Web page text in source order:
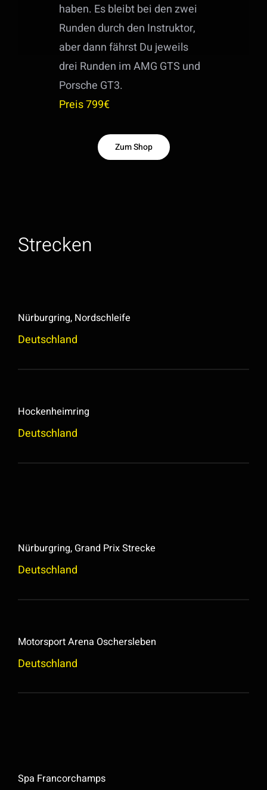
haben. Es bleibt bei den zwei
Runden durch den Instruktor,
aber dann fährst Du jeweils
drei Runden im AMG GTS und
Porsche GT3.
Preis 799€
Zum Shop
Strecken
Nürburgring, Nordschleife
Deutschland
Hockenheimring
Deutschland
Nürburgring, Grand Prix Strecke
Deutschland
Motorsport Arena Oschersleben
Deutschland
Spa Francorchamps